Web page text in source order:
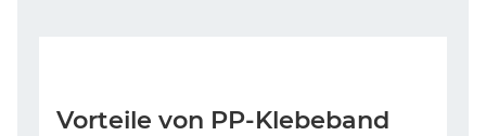
Vorteile von PP-Klebeband